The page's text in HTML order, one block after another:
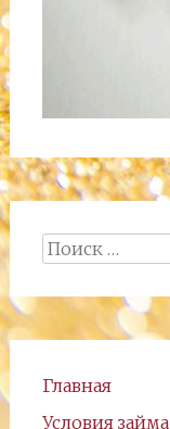
Поиск:
Главная
Условия займа